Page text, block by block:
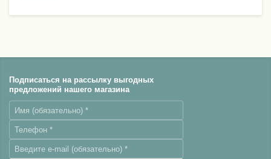
Подписаться на рассылку выгодных
предложений нашего магазина